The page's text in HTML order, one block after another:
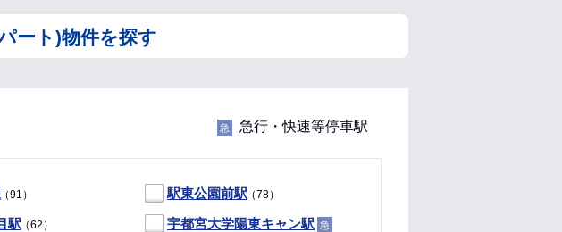
ート)物件を探す
急 急行・快速等停車駅
91） 駅東公園前駅（78）
駅（62） 宇都宮大学陽東キャン駅 急